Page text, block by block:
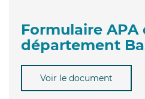
Formulaire APA
département
Voir le document